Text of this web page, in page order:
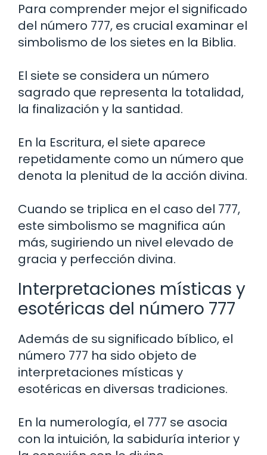
Para comprender mejor el significado
del número 777, es crucial examinar el
simbolismo de los sietes en la Biblia.
El siete se considera un número
sagrado que representa la totalidad,
la finalización y la santidad.
En la Escritura, el siete aparece
repetidamente como un número que
denota la plenitud de la acción divina.
Cuando se triplica en el caso del 777,
este simbolismo se magnifica aún
más, sugiriendo un nivel elevado de
gracia y perfección divina.
Interpretaciones místicas y
esotéricas del número 777
Además de su significado bíblico, el
número 777 ha sido objeto de
interpretaciones místicas y
esotéricas en diversas tradiciones.
En la numerología, el 777 se asocia
con la intuición, la sabiduría interior y